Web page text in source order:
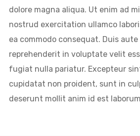
dolore magna aliqua. Ut enim ad
nostrud exercitation ullamco
ea commodo consequat. Duis
reprehenderit in voluptate velit
fugiat nulla pariatur. Excepteur
cupidatat non proident, sunt in
deserunt mollit anim id est